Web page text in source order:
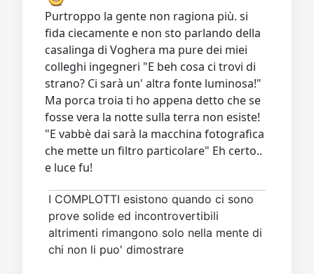
Purtroppo la gente non ragiona più. si
fida ciecamente e non sto parlando della
casalinga di Voghera ma pure dei miei
colleghi ingegneri "E beh cosa ci trovi di
strano? Ci sarà un' altra fonte luminosa!"
Ma porca troia ti ho appena detto che se
fosse vera la notte sulla terra non esiste!
"E vabbè dai sarà la macchina fotografica
che mette un filtro particolare" Eh certo..
e luce fu!
I COMPLOTTI esistono quando ci sono
prove solide ed incontrovertibili
altrimenti rimangono solo nella mente di
chi non li puo' dimostrare